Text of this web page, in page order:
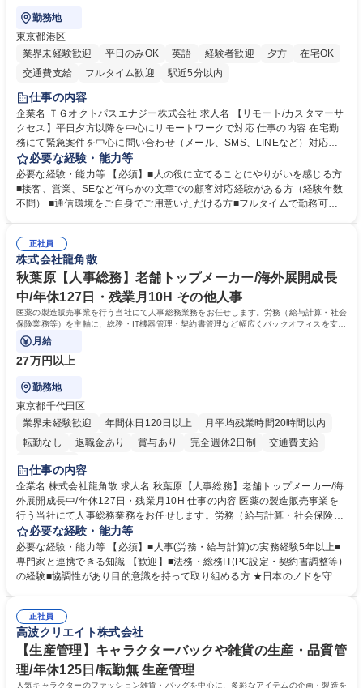
勤務地
東京都港区
業界未経験歓迎
平日のみOK 英語 経験者歓迎 夕方
在宅OK
交通費支給
フルタイム歓迎 駅近5分以内
仕事の内容
企業名 ＴＧオクトパスエナジー株式会社 求人名 【リモート/カスタマーサ
クセス】平日夕方以降を中心にリモートワークで対応 仕事の内容 在宅勤
務にて緊急案件を中心に問い合わせ（メール、SMS、LINEなど）対応、
契約開始手続き処理などを行なっていただきます。カスタマーサクセス
（Digiops：デジオプス）と運用構築の業務となります。 ■お問い合わせ
対応業務全般（システム入力、契約手続き含む） ■デジタルコミュニケー
ションツール（メール、SMS、LINE等）を使用 ■お客様のニーズに応じた
添ってサービス提供できることが魅力 募集職種 【リモート/カスタマーサ
クセス】平日夕方以降を中心にリモートワークで対応
必要な経験・能力等
必要な経験・能力等 【必須】■人の役に立てることにやりがいを感じる方
■接客、営業、SEなど何らかの文章での顧客対応経験がある方（経験年数
不問） ■通信環境をご自身でご用意いただける方■フルタイムで勤務可能
境に貢献したい■改善提案や改善アクション等新しいことに意欲がある方
【英語（語学力）】■翻訳ツールを用い英語でコミュニケーションをとる
ことに抵抗がない方■英語は話せなくても問題はありませんが、英語が話
せますと、よりチャンスが広がります。※日本語がネイティブレベル必須
学歴・資格 学歴：大学院 大学 高専 短大 専修学校 高校 語学力： 資格：
正社員
株式会社龍角散
秋葉原【人事総務】老舗トップメーカー/海外展開成長
中/年休127日・残業月10H その他人事
医薬の製造販売事業を行う当社にて人事総務業務をお任せします。労務（給与計算・社会
保険業務等）を主軸に、総務・IT機器管理・契約書管理など幅広くバックオフィスを支え
る業務です。
月給
27万円以上
勤務地
東京都千代田区
業界未経験歓迎
年間休日120日以上
月平均残業時間20時間以内
転勤なし
退職金あり 賞与あり 完全週休2日制
交通費支給
土日祝休み
仕事の内容
企業名 株式会社龍角散 求人名 秋葉原【人事総務】老舗トップメーカー/海
外展開成長中/年休127日・残業月10H 仕事の内容 医薬の製造販売事業を
行う当社にて人事総務業務をお任せします。労務（給与計算・社会保険業
務等）を主軸に、総務・IT機器管理・契約書管理など幅広くバックオフィ
スを支える業務です。 【具体的には】 ■人事労務：勤怠管理、給与・賞与
計算、社保対応（社労士窓口）、就業規則改定、新卒・中途採用、面接対
応、採用補助、教育・研修、就業規則改定、人事制度 ■総務：庶務、備品
ただけます。 募集職種 秋葉原【人事総務】老舗トップメーカー/海外展開
成長中/年休127日・残業月10H
必要な経験・能力等
必要な経験・能力等 【必須】■人事(労務・給与計算)の実務経験5年以上■
専門家と連携できる知識 【歓迎】■法務・総務IT(PC設定・契約書調整等)
の経験■協調性があり目的意識を持って取り組める方 ★日本のノドを守り
強化など急激な環境変化にも能動的に進化する経営基盤があります。 ★時
差勤務制度があり、残業も月10時間程度。ワークライフバランスを保ちな
がら長期的なキャリア形成が可能です。 学歴・資格 学歴：大学院 大学 語
学力： 資格：第一種運転免許普通自動車
正社員
高波クリエイト株式会社
【生産管理】キャラクターバックや雑貨の生産・品質管
理/年休125日/転勤無 生産管理
人気キャラクターのファッション雑貨・バッグを中心に、多彩なアイテムの企画・製造を